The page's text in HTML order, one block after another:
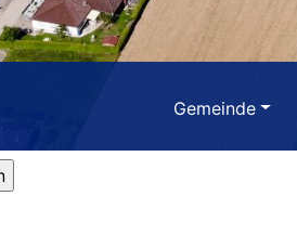
Gemeinde